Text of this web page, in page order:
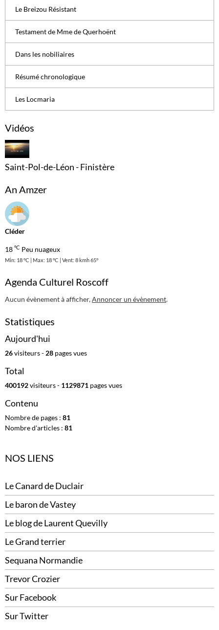
Le Breizou Résistant
Testament de Mme de Querhoënt
Dans les nobiliaires
Résumé chronologique
Les Locmaria
Vidéos
Saint-Pol-de-Léon - Finistère
An Amzer
Cléder
18 °C Peu nuageux
Min: 18 °C | Max: 18 °C | Vent: 8 kmh 65°
Agenda Culturel Roscoff
Aucun évènement à afficher,Annoncer un évènement.
Statistiques
Aujourd'hui
26visiteurs - 28 pages vues
Total
400192visiteurs - 1129871 pages vues
Contenu
Nombre de pages : 81
Nombre d'articles : 81
NOS LIENS
Le Canard de Duclair
Le baron de Vastey
Le blog de Laurent Quevilly
Le Grand terrier
Sequana Normandie
Trevor Crozier
Sur Facebook
Sur Twitter